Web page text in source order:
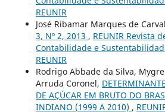
REUNIR
José Ribamar Marques de
3, Nº 2, 2013 , REUNIR Revista
Contabilidade e
REUNIR
Rodrigo Abbade da Silva,
Arruda Coronel,
DE AÇÚCAR EM BRUTO DO
INDIANO (1999 A 2010) ,